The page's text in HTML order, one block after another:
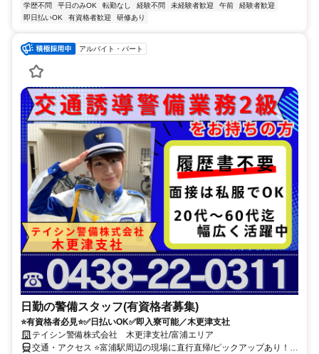
学歴不問
平日のみOK 転勤なし 経験不問 未経験者歓迎 午前
経験者歓迎
即日払いOK
有資格者歓迎 研修あり
アルバイト・パート
日勤の警備スタッフ(有資格者募集)
⭐有資格者必見⭐✅日払いOK✅即入寮可能／木更津支社
テイシン警備株式会社 木更津支社/富浦エリア
交通・アクセス ⭐富浦駅周辺の現場に直行直帰/ピックアップあり！移